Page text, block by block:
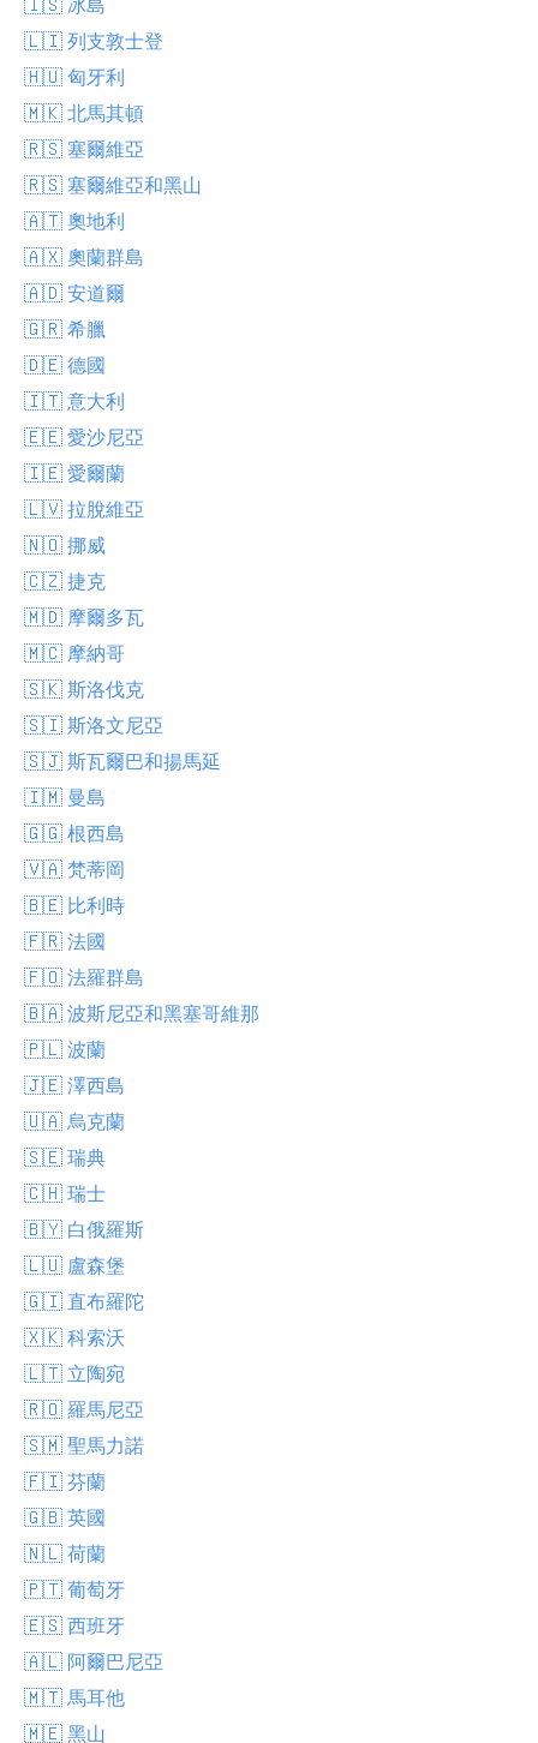
🇱🇮 列支敦士登
🇭🇺 匈牙利
🇲🇰 北馬其頓
🇷🇸 塞爾維亞
🇷🇸 塞爾維亞和黑山
🇦🇹 奧地利
🇦🇽 奧蘭群島
🇦🇩 安道爾
🇬🇷 希臘
🇩🇪 德國
🇮🇹 意大利
🇪🇪 愛沙尼亞
🇮🇪 愛爾蘭
🇱🇻 拉脫維亞
🇳🇴 挪威
🇨🇿 捷克
🇲🇩 摩爾多瓦
🇲🇨 摩納哥
🇸🇰 斯洛伐克
🇸🇮 斯洛文尼亞
🇸🇯 斯瓦爾巴和揚馬延
🇮🇲 曼島
🇬🇬 根西島
🇻🇦 梵蒂岡
🇧🇪 比利時
🇫🇷 法國
🇫🇴 法羅群島
🇧🇦 波斯尼亞和黑塞哥維那
🇵🇱 波蘭
🇯🇪 澤西島
🇺🇦 烏克蘭
🇸🇪 瑞典
🇨🇭 瑞士
🇧🇾 白俄羅斯
🇱🇺 盧森堡
🇬🇮 直布羅陀
🇽🇰 科索沃
🇱🇹 立陶宛
🇷🇴 羅馬尼亞
🇸🇲 聖馬力諾
🇫🇮 芬蘭
🇬🇧 英國
🇳🇱 荷蘭
🇵🇹 葡萄牙
🇪🇸 西班牙
🇦🇱 阿爾巴尼亞
🇲🇹 馬耳他
🇲🇪 黑山